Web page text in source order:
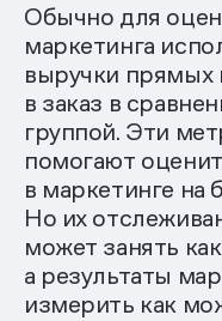
Обычно для
маркетинга
выручки прямых
в заказ в
группой. Эти
помогают
в маркетинге на
Но их
может занять
а результаты
измерить как